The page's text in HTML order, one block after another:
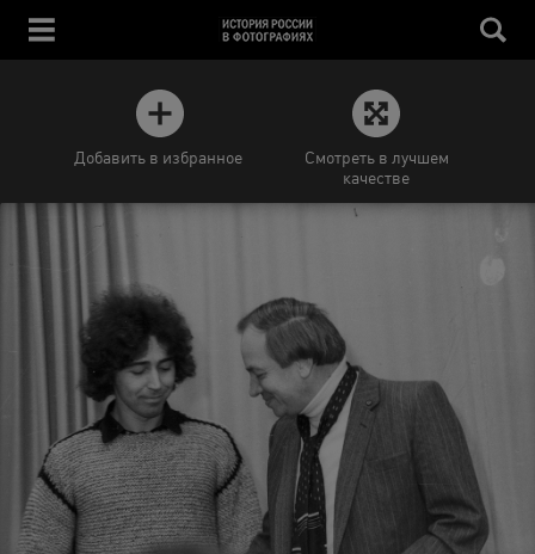
Добавить в избранное
Смотреть в лучшем
качестве